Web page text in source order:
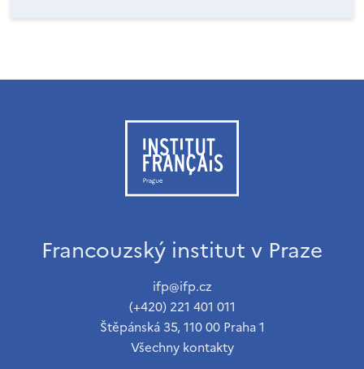
Francouzský institut v Praze
ifp@ifp.cz
(+420) 221 401 011
Štěpánská 35, 110 00 Praha 1
Všechny kontakty